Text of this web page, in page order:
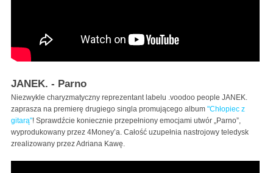
JANEK. - Parno
Niezwykle charyzmatyczny reprezentant labelu .voodoo people JANEK.
zaprasza na premierę drugiego singla promującego album "Chłopiec z
gitarą"! Sprawdźcie koniecznie przepełniony emocjami utwór „Parno”,
wyprodukowany przez 4Money’a. Całość uzupełnia nastrojowy teledysk
zrealizowany przez Adriana Kawę.